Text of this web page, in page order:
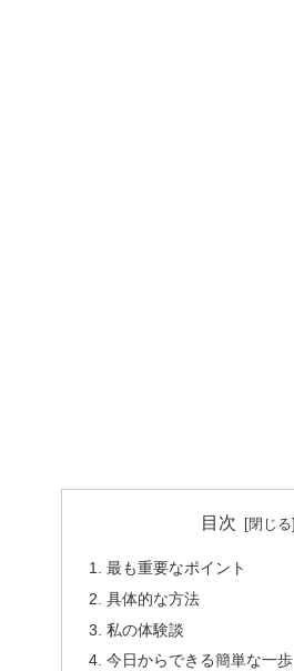
目次
最も重要なポイント
具体的な方法
私の体験談
今日からできる簡単な一歩